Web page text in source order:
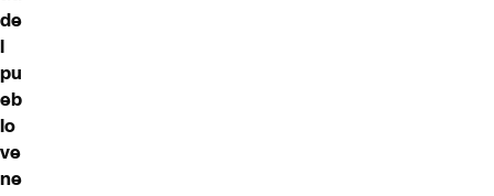
de
l
pu
eb
lo
ve
ne